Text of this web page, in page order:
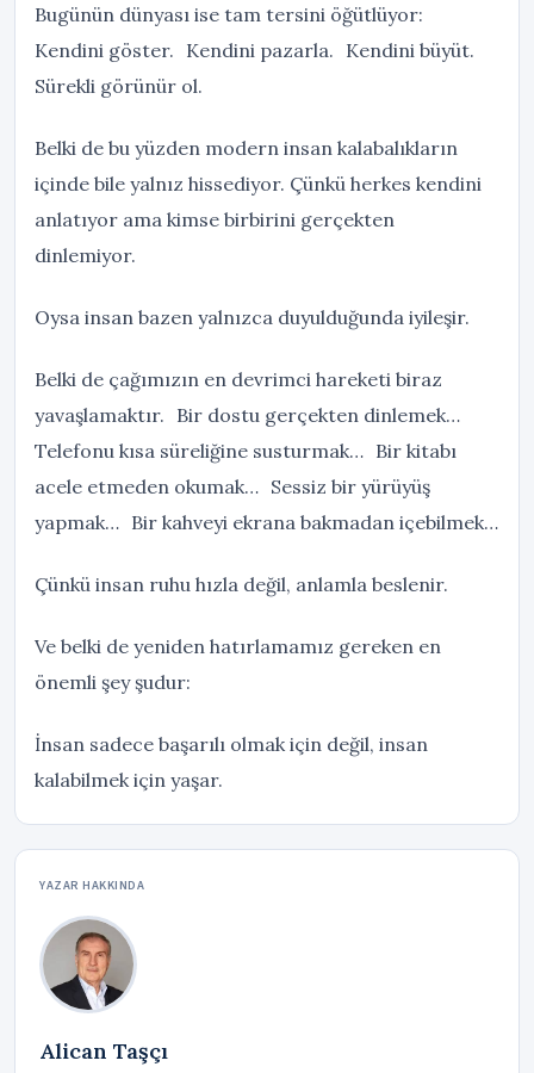
Bugünün dünyası ise tam tersini öğütlüyor:
Kendini göster. Kendini pazarla. Kendini büyüt.
Sürekli görünür ol.
Belki de bu yüzden modern insan kalabalıkların
içinde bile yalnız hissediyor. Çünkü herkes kendini
anlatıyor ama kimse birbirini gerçekten
dinlemiyor.
Oysa insan bazen yalnızca duyulduğunda iyileşir.
Belki de çağımızın en devrimci hareketi biraz
yavaşlamaktır. Bir dostu gerçekten dinlemek…
Telefonu kısa süreliğine susturmak… Bir kitabı
acele etmeden okumak… Sessiz bir yürüyüş
yapmak… Bir kahveyi ekrana bakmadan içebilmek…
Çünkü insan ruhu hızla değil, anlamla beslenir.
Ve belki de yeniden hatırlamamız gereken en
önemli şey şudur:
İnsan sadece başarılı olmak için değil, insan
kalabilmek için yaşar.
YAZAR HAKKINDA
Alican Taşçı